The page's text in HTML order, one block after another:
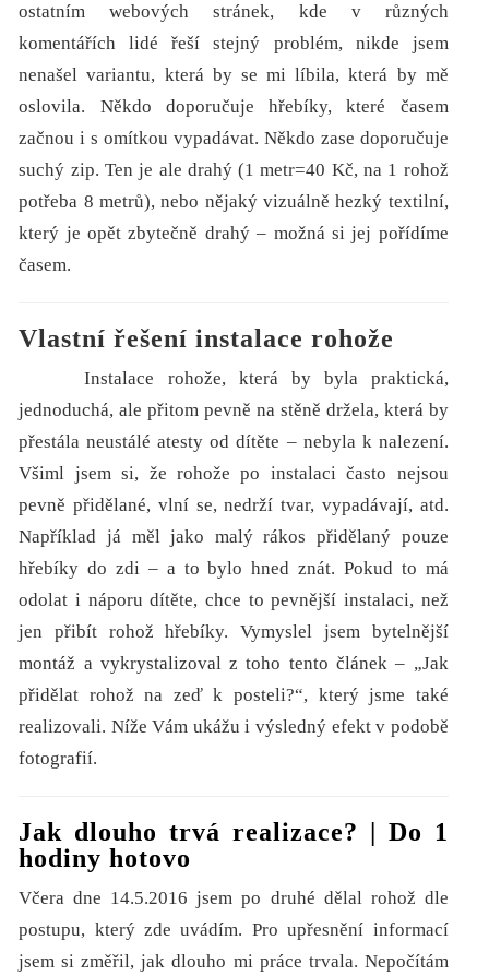
ostatním webových stránek, kde v různých
komentářích lidé řeší stejný problém, nikde jsem
nenašel variantu, která by se mi líbila, která by mě
oslovila. Někdo doporučuje hřebíky, které časem
začnou i s omítkou vypadávat. Někdo zase doporučuje
suchý zip. Ten je ale drahý (1 metr=40 Kč, na 1 rohož
potřeba 8 metrů), nebo nějaký vizuálně hezký textilní,
který je opět zbytečně drahý – možná si jej pořídíme
časem.
Vlastní řešení instalace rohože
Instalace rohože, která by byla praktická,
jednoduchá, ale přitom pevně na stěně držela, která by
přestála neustálé atesty od dítěte – nebyla k nalezení.
Všiml jsem si, že rohože po instalaci často nejsou
pevně přidělané, vlní se, nedrží tvar, vypadávají, atd.
Například já měl jako malý rákos přidělaný pouze
hřebíky do zdi – a to bylo hned znát. Pokud to má
odolat i náporu dítěte, chce to pevnější instalaci, než
jen přibít rohož hřebíky. Vymyslel jsem bytelnější
montáž a vykrystalizoval z toho tento článek – „Jak
přidělat rohož na zeď k posteli?“, který jsme také
realizovali. Níže Vám ukážu i výsledný efekt v podobě
fotografií.
Jak dlouho trvá realizace? | Do 1
hodiny hotovo
Včera dne 14.5.2016 jsem po druhé dělal rohož dle
postupu, který zde uvádím. Pro upřesnění informací
jsem si změřil, jak dlouho mi práce trvala. Nepočítám